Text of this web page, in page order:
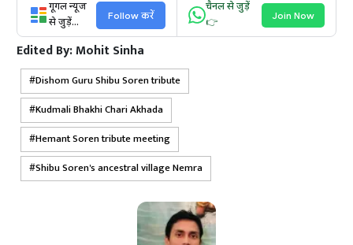
गूगल न्यूज
से जुड़ें...
Follow करें
चैनल से जुड़ें
👉
Join Now
Edited By:Mohit Sinha
Dishom Guru Shibu Soren tribute
Kudmali Bhakhi Chari Akhada
Hemant Soren tribute meeting
Shibu Soren's ancestral village Nemra